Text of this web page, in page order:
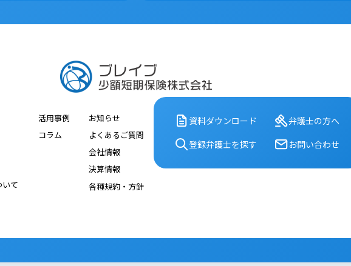
て
活用事例
コラム
お知らせ
よくあるご質問
会社情報
決算情報
各種規約・⽅針
資料ダウンロード
登録弁護⼠を探す
弁護⼠の⽅へ
お問い合わせ